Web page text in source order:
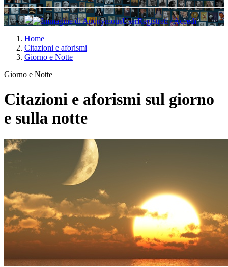
Registrati / Accedi
Home
Citazioni e aforismi
Giorno e Notte
Giorno e Notte
Citazioni e aforismi sul giorno
e sulla notte